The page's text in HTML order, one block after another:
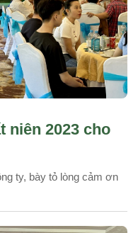
niên 2023 cho
ty, bày tỏ lòng cảm ơn